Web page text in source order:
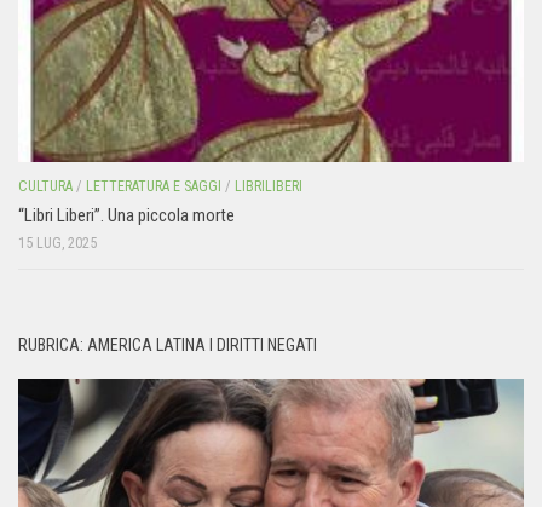
CULTURA / LETTERATURA E SAGGI / LIBRILIBERI
“Libri Liberi”. Una piccola morte
15 LUG, 2025
RUBRICA: AMERICA LATINA I DIRITTI NEGATI